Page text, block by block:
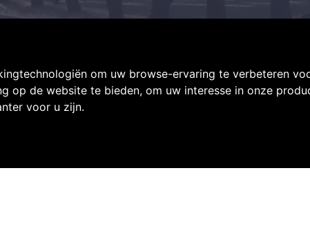
om uw browse-ervaring te verbeteren
op de website te bieden, om uw interesse in onze
voor u zijn.